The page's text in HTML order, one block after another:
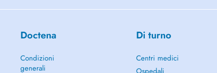
Doctena
Condizioni
generali
Di turno
Centri medici